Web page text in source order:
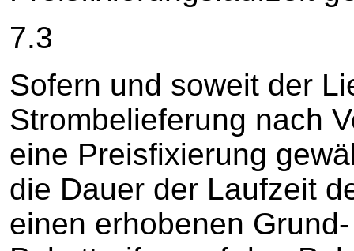
7.3
Sofern und soweit der
Strombelieferung nach
eine Preisfixierung
die Dauer der Laufzeit
einen erhobenen